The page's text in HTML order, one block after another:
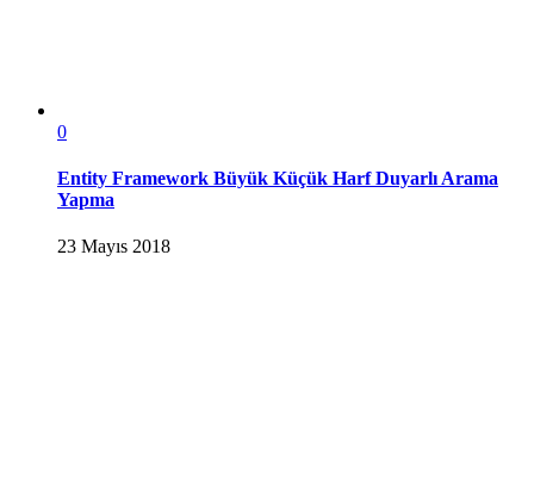
0
Entity Framework Büyük Küçük Harf Duyarlı Arama
Yapma
23 Mayıs 2018